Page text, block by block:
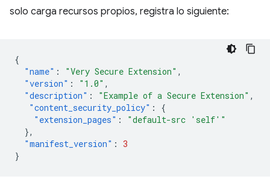
solo carga recursos propios, registra lo siguiente:
{
"name" : "Very Secure Extension" ,
"version" : "1.0" ,
"description" : "Example of a Secure Extension" ,
"content_security_policy" :
{
"extension_pages" :
"default-src 'self'"
},
"manifest_version" : 3
}